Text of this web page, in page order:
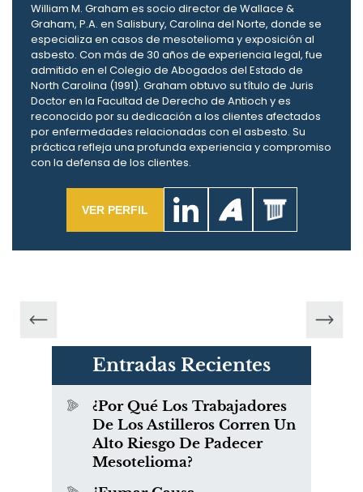
William M. Graham es socio director de Wallace &
Graham, P.A. en Salisbury, Carolina del Norte, donde se
especializa en casos de mesotelioma y exposición al
asbesto. Con más de 30 años de experiencia legal, fue
admitido en el Colegio de Abogados del Estado de
North Carolina (1991). Graham obtuvo su título de Juris
Doctor en la Facultad de Derecho de Antioch y es
reconocido por su dedicación a los clientes afectados
por enfermedades relacionadas con el asbesto. Su
práctica refleja una profunda experiencia y compromiso
con la defensa de los clientes.
VER PERFIL
Entradas Recientes
¿Por Qué Los Trabajadores
De Los Astilleros Corren Un
Alto Riesgo De Padecer
Mesotelioma?